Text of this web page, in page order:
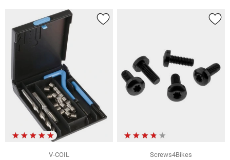
V-COIL
Screws4Bikes